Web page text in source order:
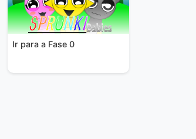
Ir para a Fase 0